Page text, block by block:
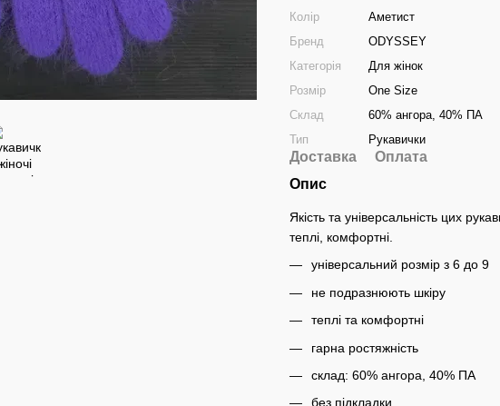
Колір
Аметист
Бренд
ODYSSEY
Категорія
Для жінок
Розмір
One Size
Склад
60% ангора, 40% ПА
Тип
Рукавички
Доставка
Оплата
Опис
Якість та універсальність цих
теплі, комфортні.
універсальний розмір з 6 до 9
не подразнюють шкіру
теплі та комфортні
гарна ростяжність
склад: 60% ангора, 40% ПА
без підкладки